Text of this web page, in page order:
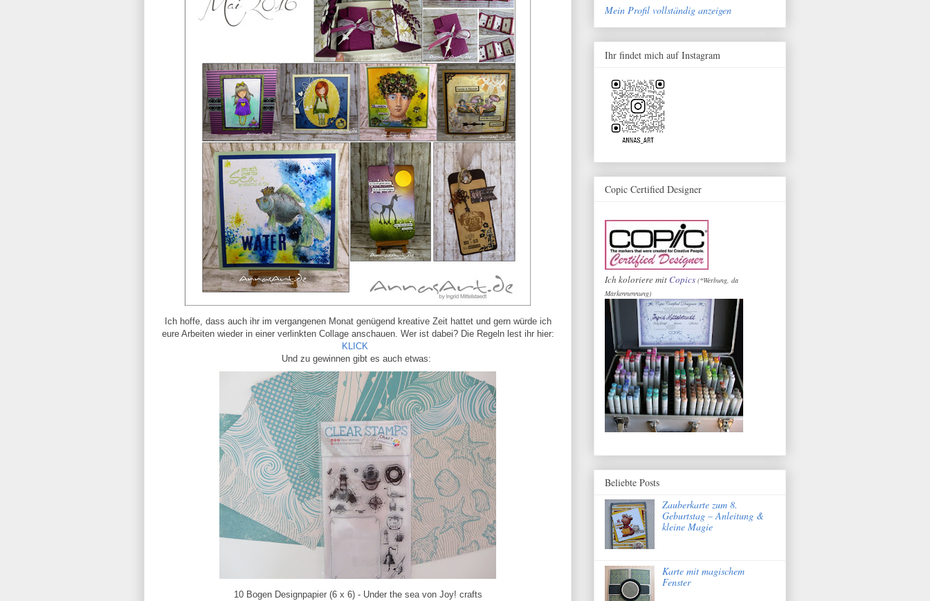
Ich hoffe, dass auch ihr im vergangenen Monat genügend kreative Zeit hattet und gern würde ich
eure Arbeiten wieder in einer verlinkten Collage anschauen. Wer ist dabei? Die Regeln lest ihr hier:
KLICK
Und zu gewinnen gibt es auch etwas:
10 Bogen Designpapier (6 x 6) - Under the sea von Joy! crafts
Mein Profil vollständig anzeigen
Ihr findet mich auf Instagram
Copic Certified Designer
Ich koloriere mit Copics (*Werbung, da
Markennennung)
Beliebte Posts
Zauberkarte zum 8.
Geburtstag – Anleitung &
kleine Magie
Karte mit magischem
Fenster